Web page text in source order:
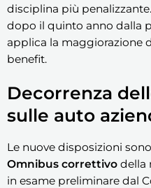
disciplina più
dopo il quinto anno dalla
applica la maggiorazione
benefit.
Decorrenza
sulle auto
Le nuove disposizioni
Omnibus correttivo della
in esame preliminare dal